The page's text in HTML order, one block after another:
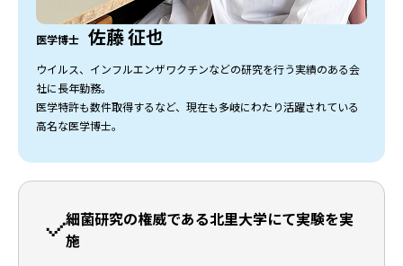
医学博士 佐藤 征也
ウイルス、インフルエンザワクチンなどの研究を行う実績のある会
社に長年勤務。
医学特許も数件取得するなど、現在も多岐にわたり活躍されている
高名な医学博士。
細菌研究の権威である北里大学にて実験を実
施